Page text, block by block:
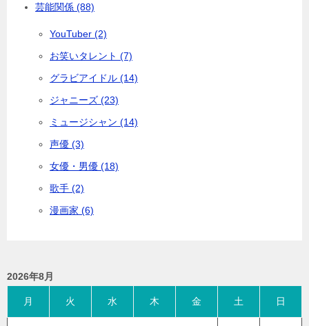
芸能関係 (88)
YouTuber (2)
お笑いタレント (7)
グラビアイドル (14)
ジャニーズ (23)
ミュージシャン (14)
声優 (3)
女優・男優 (18)
歌手 (2)
漫画家 (6)
2026年8月
月 火 水 木 金 土 日